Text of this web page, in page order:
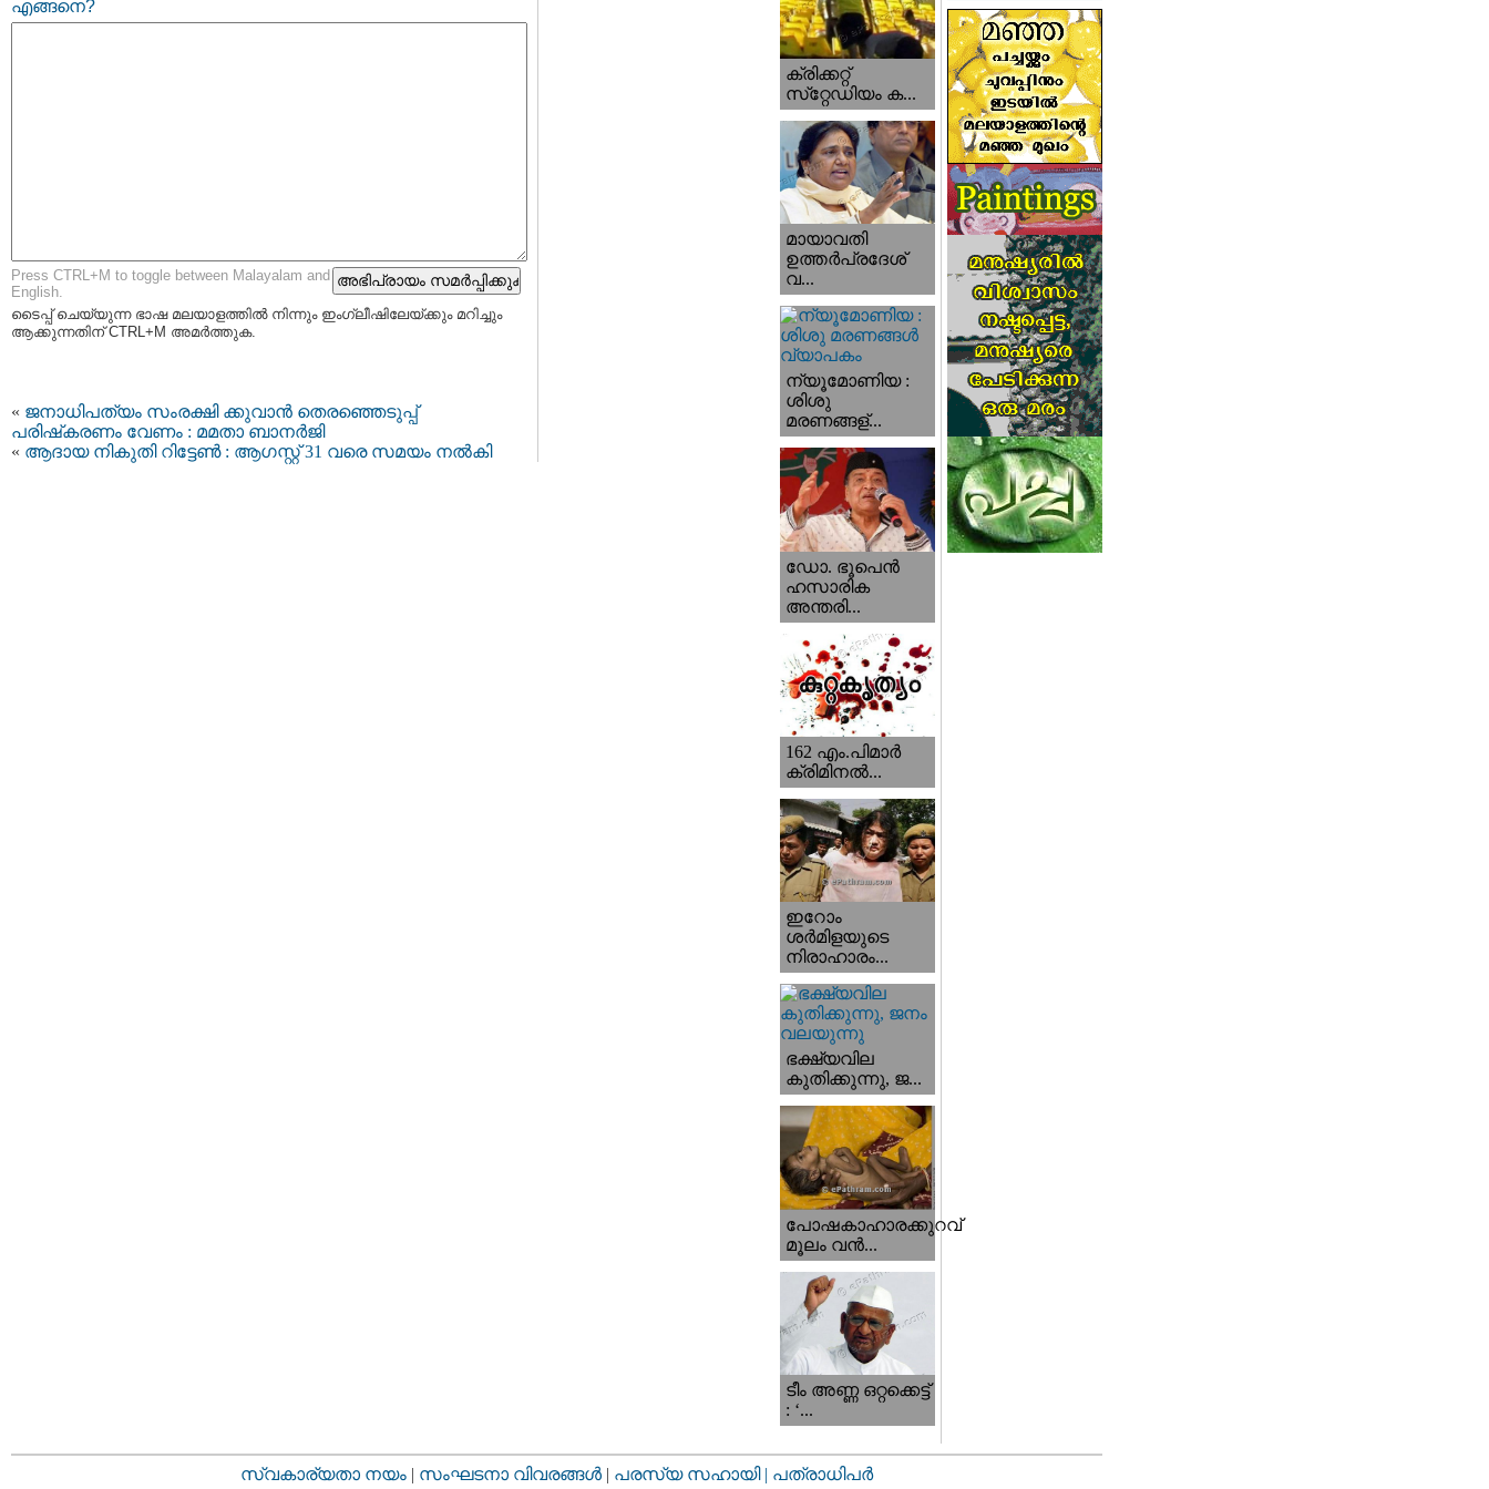
എങ്ങനെ?
Press CTRL+M to toggle between Malayalam and
English.
ടൈപ്പ്‌ ചെയ്യുന്ന ഭാഷ മലയാളത്തില്‍ നിന്നും ഇംഗ്ലീഷിലേയ്ക്കും മറിച്ചും
ആക്കുന്നതിന് CTRL+M അമര്‍ത്തുക.
« ജനാധിപത്യം സംരക്ഷി ക്കുവാന്‍ തെരഞ്ഞെടുപ്പ്
പരിഷ്‌കരണം വേണം : മമതാ ബാനര്‍ജി
« ആദായ നികുതി റിട്ടേണ്‍ : ആഗസ്റ്റ് 31 വരെ സമയം നല്‍കി
ക്രിക്കറ്റ്
സ്‌റ്റേഡിയം ക...
മായാവതി
ഉത്തര്‍പ്രദേശ്‌
വ...
ന്യൂമോണിയ :
ശിശു
മരണങ്ങള്...
ഡോ. ഭൂപെന്‍
ഹസാരിക
അന്തരി...
162 എം.പിമാര്‍
ക്രിമിനല്‍...
ഇറോം
ശര്‍മിളയുടെ
നിരാഹാരം...
ഭക്ഷ്യവില
കുതിക്കുന്നു, ജ...
പോഷകാഹാരക്കുറവ്
മൂലം വന്‍...
ടീം അണ്ണ ഒറ്റക്കെട്ട്
: ‘...
സ്വകാര്യതാ നയം | സംഘടനാ വിവരങ്ങള്‍ | പരസ്യ സഹായി | പത്രാധിപര്‍